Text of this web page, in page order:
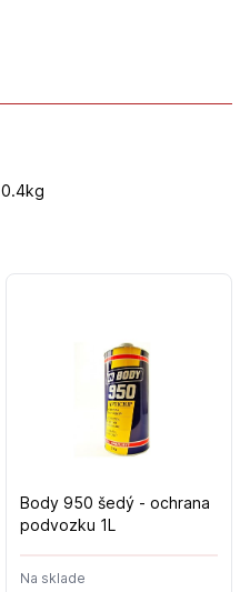
0.4kg
Body 950 šedý - ochrana
podvozku 1L
Na sklade